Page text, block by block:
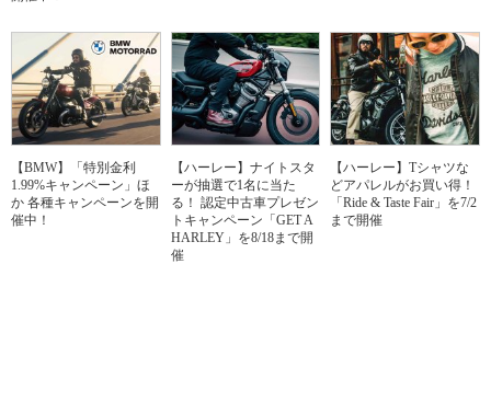
【BMW】「特別金利
1.99%キャンペーン」ほ
か 各種キャンペーンを開
催中！
【ハーレー】ナイトスタ
ーが抽選で1名に当た
る！ 認定中古車プレゼン
トキャンペーン「GET A
HARLEY」を8/18まで開
催
【ハーレー】Tシャツな
どアパレルがお買い得！
「Ride & Taste Fair」を7/2
まで開催